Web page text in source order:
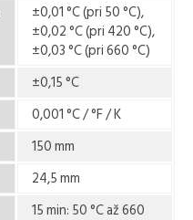
±0,01 °C (pri 50 °C),
±0,02 °C (pri 420 °C),
±0,03 °C (pri 660 °C)
±0,15 °C
0,001 °C / °F / K
150 mm
24,5 mm
15 min: 50 °C až 660